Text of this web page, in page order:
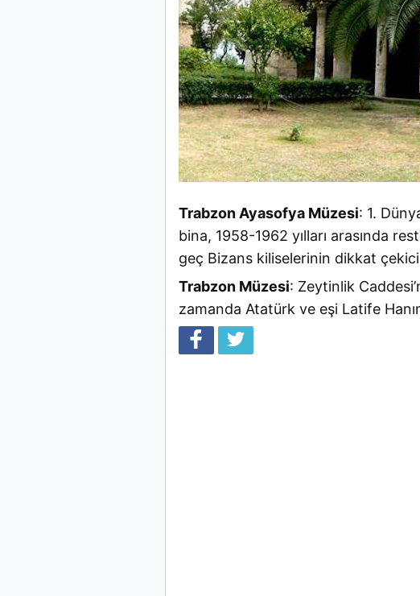
Trabzon Ayasofya Müzesi: 1.
bina, 1958-1962 yılları arasında
geç Bizans kiliselerinin dikkat
Trabzon Müzesi: Zeytinlik
zamanda Atatürk ve eşi Latife